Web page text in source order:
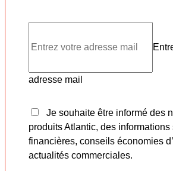
adresse mail
Je souhaite être informé des
produits Atlantic, des
financières, conseils économies
actualités commerciales.